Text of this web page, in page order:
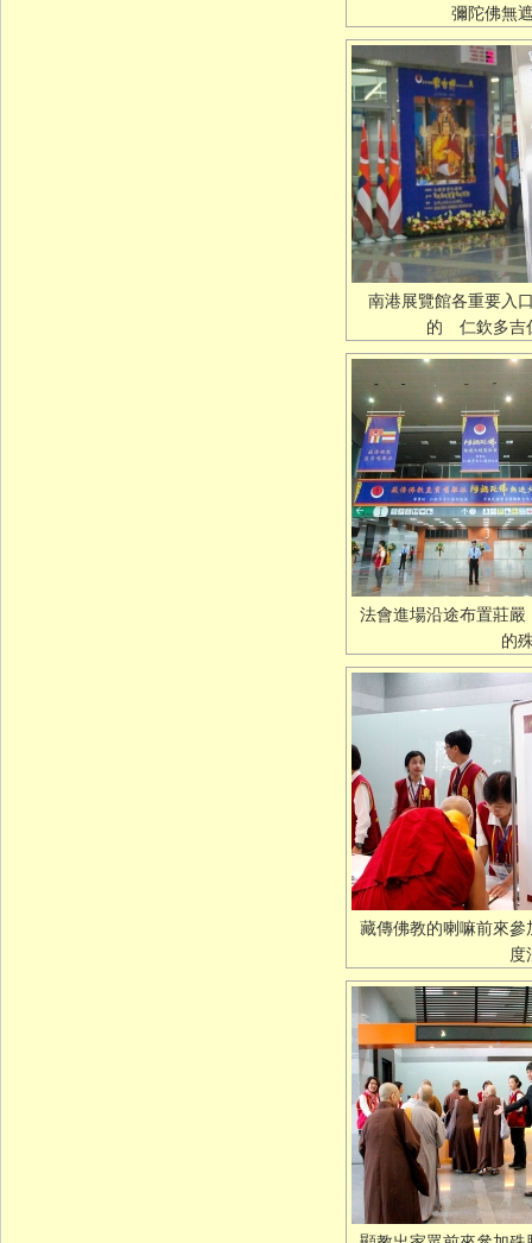
彌陀佛無
南港展覽館各重要入
的 仁欽多吉
法會進場沿途布置莊
的
藏傳佛教的喇嘛前來
度